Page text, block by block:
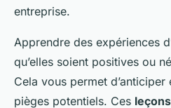
entreprise.
Apprendre des expériences
qu’elles soient positives ou
Cela vous permet
pièges potentiels. Ces